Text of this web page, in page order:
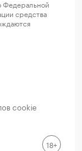
Федеральной
средства
cookie
18+